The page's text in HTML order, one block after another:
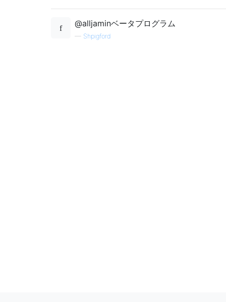
@alljaminベータプログラム
— Shpigford